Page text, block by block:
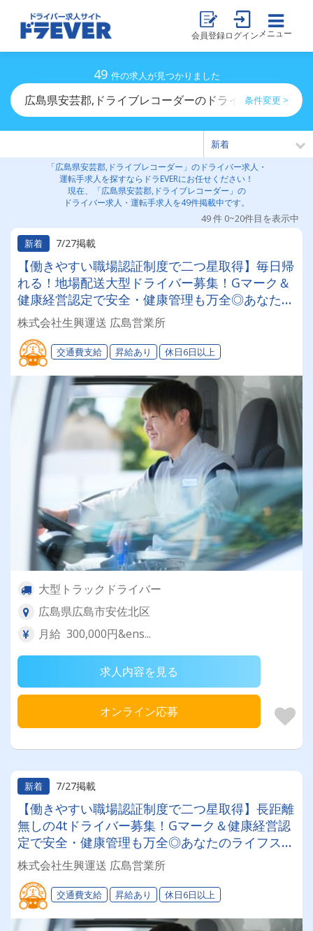
会員登録ログイン メニュー
49 件の求人が見つかりました
広島県安芸郡,ドライブレコーダーのドライバー求人・運
条件変更 >
「広島県安芸郡,ドライブレコーダー」のドライバー求人・
運転手求人を探すならドラEVERにお任せください！
現在、「広島県安芸郡,ドライブレコーダー」の
ドライバー求人・運転手求人を49件掲載中です。
49 件 0~20件目を表示中
新着
7/27掲載
【働きやすい職場認証制度で二つ星取得】毎日帰
れる！地場配送大型ドライバー募集！Gマーク＆
健康経営認定で安全・健康管理も万全◎あなたの
ライフステージに合わせて「選べる働き方」が魅
力の安定企業！
株式会社生興運送 広島営業所
交通費支給 昇給あり 休日6日以上
大型トラックドライバー
広島県広島市安佐北区
月給 300,000円&ens...
求人内容を見る
オンライン応募
新着 7/27掲載
【働きやすい職場認証制度で二つ星取得】長距離
無しの4tドライバー募集！Gマーク＆健康経営認
定で安全・健康管理も万全◎あなたのライフステ
ージに合わせて「選べる働き方」が魅力の安定企
業！
株式会社生興運送 広島営業所
交通費支給 昇給あり 休日6日以上